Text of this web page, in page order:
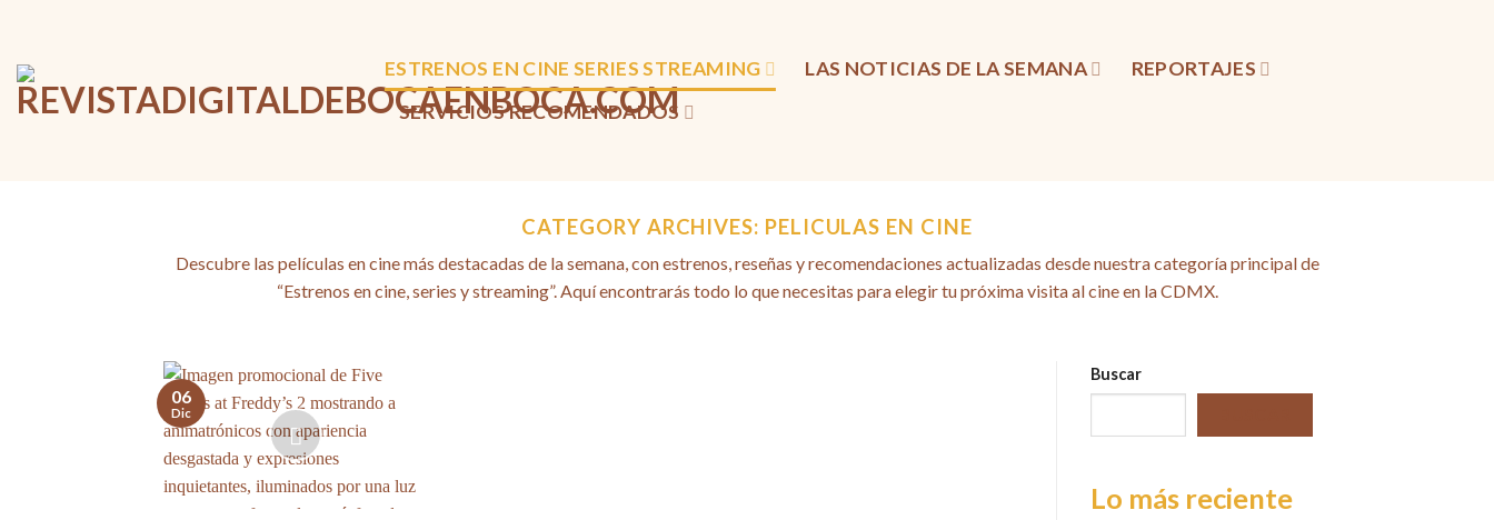
content
ESTRENOS EN CINE SERIES STREAMING LAS NOTICIAS DE LA SEMANA
REPORTAJES
SERVICIOS RECOMENDADOS
CATEGORY ARCHIVES: PELICULAS EN CINE
Descubre las películas en cine más destacadas de la semana, con estrenos, reseñas y recomendaciones actualizadas desde nuestra categoría principal de
“Estrenos en cine, series y streaming”. Aquí encontrarás todo lo que necesitas para elegir tu próxima visita al cine en la CDMX.
06
Dic
Buscar
Lo más reciente